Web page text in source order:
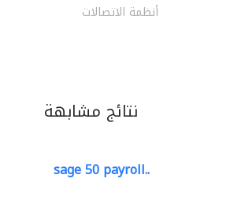
أنظمة الاتصالات
نتائج مشابهة
sage 50 payroll..